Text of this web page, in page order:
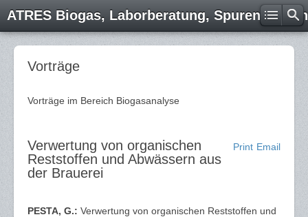
ATRES Biogas, Laborberatung,
Vorträge
Vorträge im Bereich Biogasanalyse
Email
Print
Verwertung von organischen
Reststoffen und Abwässern aus
der Brauerei
PESTA, G.: Verwertung von organischen Reststoffen und